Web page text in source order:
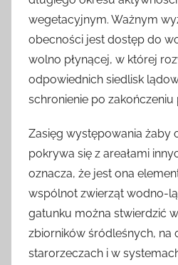
wegetacyjnym. Ważnym
obecności jest dostęp do
wolno płynącej, w której
odpowiednich siedlisk
schronienie po zakończeniu
Zasięg występowania żaby
pokrywa się z areałami
oznacza, że jest ona
wspólnot zwierząt wodno-
gatunku można stwierdzić
zbiorników śródleśnych, na
starorzeczach i w